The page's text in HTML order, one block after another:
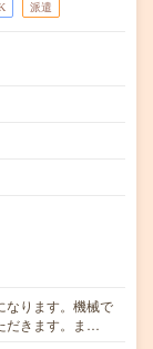
派遣
なります。機械で
だきます。ま…